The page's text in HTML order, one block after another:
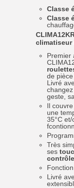
Classe
Classe
climatiseur
Premier
de
Livré
geste,
Il
une
35°C
Très
ses
Livré